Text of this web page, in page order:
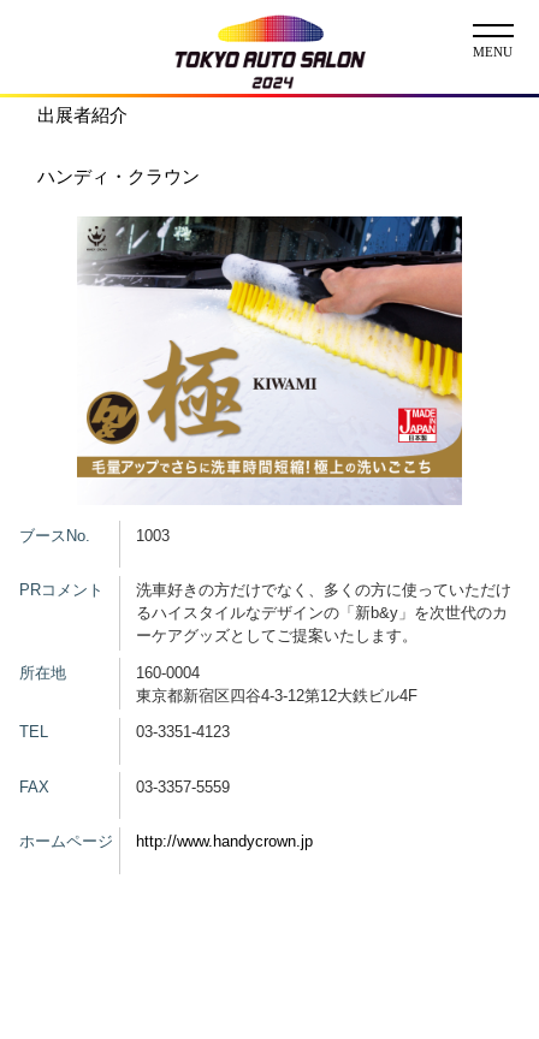
チケット
コンテスト
出展者
出展者一覧
展示車両一覧
イメージガール
開催概要 会場アクセス
出展者・Exhibitor
出展者紹介
ハンディ・クラウン
ブースNo. 1003
PRコメント
洗車好きの方だけでなく、多くの方に使っていただけ
るハイスタイルなデザインの「新b&y」を次世代のカ
ーケアグッズとしてご提案いたします。
所在地
160-0004
東京都新宿区四谷4-3-12第12大鉄ビル4F
TEL 03-3351-4123
FAX 03-3357-5559
ホームページ http://www.handycrown.jp